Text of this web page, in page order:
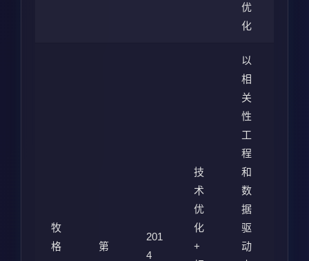
优
化
牧
格
第
201
4
技
术
优
化
+
以
相
关
性
工
程
和
数
据
驱
动